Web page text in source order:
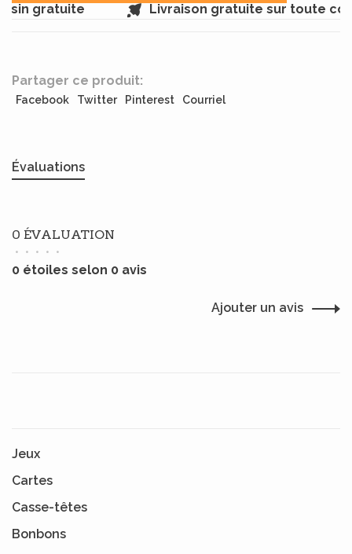
gratuite
Livraison gratuite sur toute
Partager ce produit:
Facebook Twitter Pinterest Courriel
Évaluations
0 ÉVALUATION
• • • • •
0 étoiles selon 0 avis
Ajouter un avis
Jeux
Cartes
Casse-têtes
Bonbons